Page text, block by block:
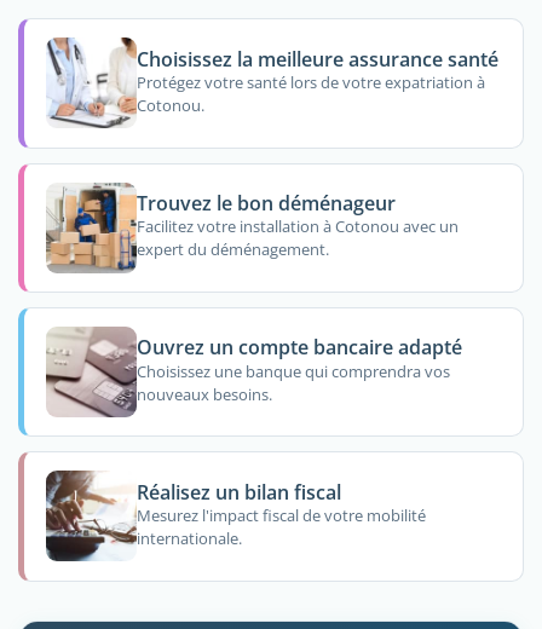
Choisissez la meilleure assurance santé
Protégez votre santé lors de votre expatriation à
Cotonou.
Trouvez le bon déménageur
Facilitez votre installation à Cotonou avec un
expert du déménagement.
Ouvrez un compte bancaire adapté
Choisissez une banque qui comprendra vos
nouveaux besoins.
Réalisez un bilan fiscal
Mesurez l'impact fiscal de votre mobilité
internationale.